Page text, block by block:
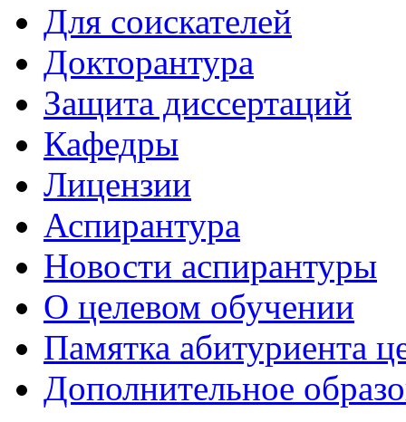
Для соискателей
Докторантура
Защита диссертаций
Кафедры
Лицензии
Аспирантура
Новости аспирантуры
О целевом обучении
Памятка абитуриента
Дополнительное